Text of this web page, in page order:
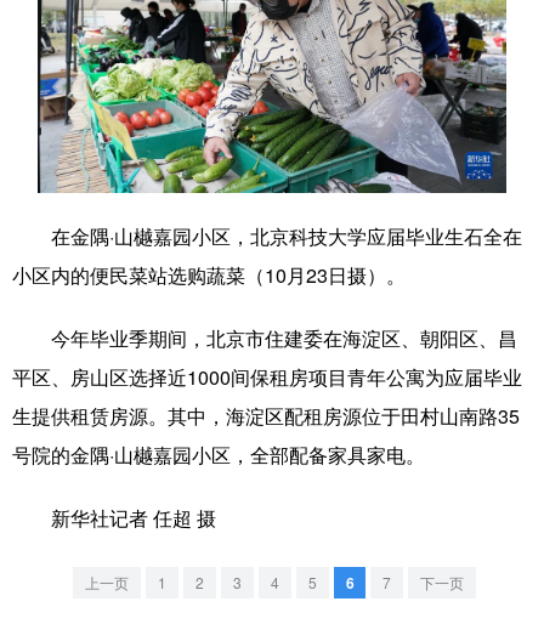
访谈 视频 图片 政务
法律 中央文件 金融 汽车
食品 人居 信息化 数字经济
学术中国 乡村振兴 银龄 溯源中国
彩票 娱乐 时尚
文化产业
地方频道
北京 天津
上海
在金隅·山樾嘉园小区，北京科技大学应届毕业生石全在
小区内的便民菜站选购蔬菜（10月23日摄）。
今年毕业季期间，北京市住建委在海淀区、朝阳区、昌
平区、房山区选择近1000间保租房项目青年公寓为应届毕业
生提供租赁房源。其中，海淀区配租房源位于田村山南路35
号院的金隅·山樾嘉园小区，全部配备家具家电。
新华社记者 任超 摄
上一页 1 2 3 4 5 6 7 下一页